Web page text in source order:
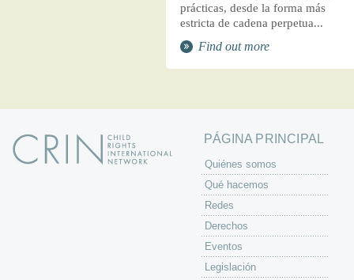
prácticas, desde la forma más
estricta de cadena perpetua...
Find out more
PÁGINA PRINCIPAL
Quiénes somos
Qué hacemos
Redes
Derechos
Eventos
Legislación